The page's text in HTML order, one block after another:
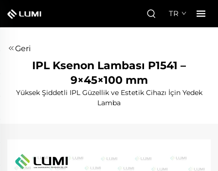
TR
Geri
IPL Ksenon Lambası P1541 –
9×45×100 mm
Yüksek Şiddetli IPL Güzellik ve Estetik Cihazı İçin Yedek
Lamba